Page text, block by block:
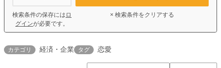
検索条件の保存には ロ
グインが必要です。
× 検索条件をクリアする
カテゴリ 経済・企業 タグ 恋愛